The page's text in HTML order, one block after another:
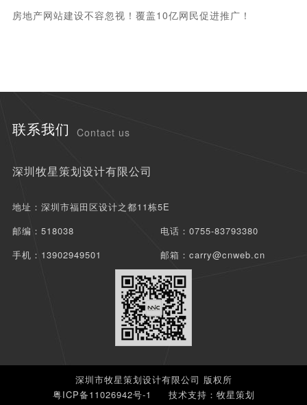
房地产网站建设不容忽视！覆盖10亿网民促进推广！
联系我们 Contact us
深圳牧星策划设计有限公司
地址：深圳市福田区设计之都11栋5E
邮编：518038
电话：0755-83793380
手机：13902949501
邮箱：carry@cnweb.cn
深圳市牧星策划设计有限公司 版权所
粤ICP备11026942号-1
技术支持：牧星策划